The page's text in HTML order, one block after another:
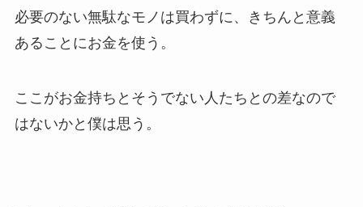
必要のない無駄なモノは買わずに、きちんと意義
あることにお金を使う。
ここがお金持ちとそうでない人たちとの差なので
はないかと僕は思う。